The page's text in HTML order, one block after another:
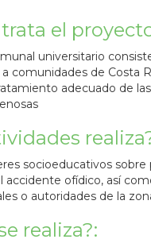
el
universitario
comunidades de Costa
adecuado de
socioeducativos
ofídico, así
o autoridades de la
realiza?: